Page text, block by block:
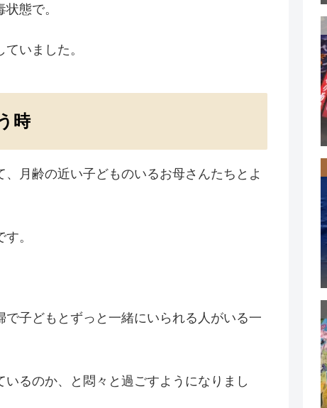
態で。
いました。
時
月齢の近い子どものいるお母さんたちとよ
。
子どもとずっと一緒にいられる人がいる一
るのか、と悶々と過ごすようになりまし